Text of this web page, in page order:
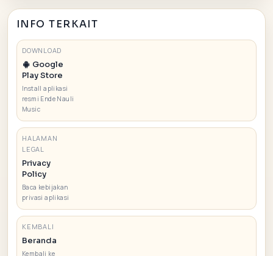
INFO TERKAIT
DOWNLOAD
Google
Play Store
Install aplikasi
resmi Ende Nauli
Music
HALAMAN
LEGAL
Privacy
Policy
Baca kebijakan
privasi aplikasi
KEMBALI
Beranda
Kembali ke